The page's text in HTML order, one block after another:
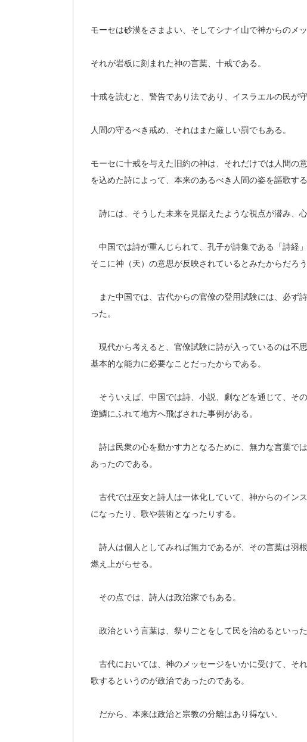
モーセは砂漠をさまよい、そしてシナイ山で神からのメ
それが岩板に刻まれた神の言葉、十戒である。
十戒を読むと、警告であり法であり、イスラエルの民が
人間の守るべき戒め、それはまた厳しい罰でもある。
モーセに十戒を与えた旧約の神は、それだけでは人間の
を込めた詩によって、本来のあるべき人間の姿を謳歌す
詩には、そうした未来を見据えたような視点が潜み、
中国では詩が重んじられて、孔子が詩集である「詩経
そこに神（天）の意思が反映されているとみたからだろう
また中国では、古代からの官僚の登用試験には、必ず
った。
現代から考えると、官僚試験に詩が入っているのは不
基本的な能力に必要なことだったからである。
そういえば、中国では詩、小説、劇などを通じて、そ
逆鱗にふれて地方へ飛ばされた事例がある。
詩は民衆の心を動かす力となるために、無力な言葉で
あったのである。
古代では巫女と詩人は一体化していて、神からのイン
になったり、歌や芸術となったりする。
詩人は個人としてみれば無力であるが、その言葉は羽
燃え上がらせる。
その点では、詩人は政治家でもある。
政治という言葉は、祭りごとをして民を治めるといった
古代においては、神のメッセージをいかに受けて、そ
歌するというのが政治であったのである。
だから、本来は政治と宗教の分離はあり得ない。